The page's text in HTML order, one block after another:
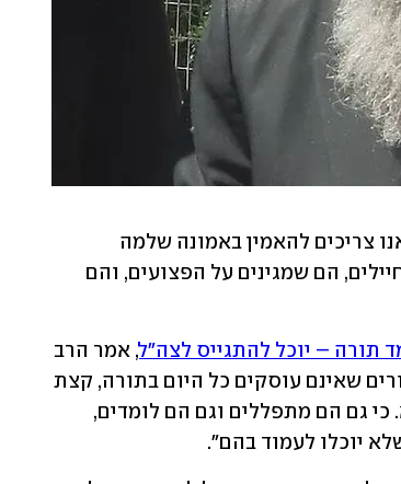
תורה – יוכל להתגייס לצה"ל
יוכלו לעמוד בהם".